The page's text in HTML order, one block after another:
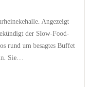
Angezeigt
der Slow-Food-
rund um besagtes Buffet
Sie…